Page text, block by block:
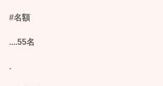
‪#‎名額‬
....55名
.